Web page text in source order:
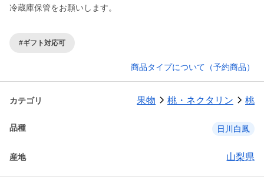
冷蔵庫保管をお願いします。
#ギフト対応可
商品タイプについて（予約商品）
カテゴリ 果物 桃・ネクタリン 桃
品種 日川白鳳
産地 山梨県